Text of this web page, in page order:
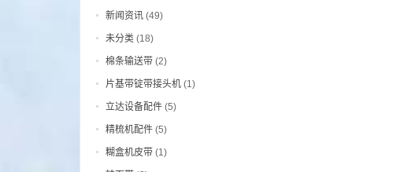
新闻资讯 (49)
未分类 (18)
棉条输送带 (2)
片基带锭带接头机 (1)
立达设备配件 (5)
精梳机配件 (5)
糊盒机皮带 (1)